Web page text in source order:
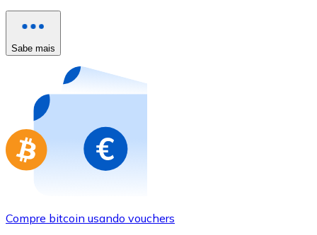
Comprar com cartão
Compre cartões-presente das suas marcas favoritas
Ir para a loja de cartões-presente
Sabe mais
Compre bitcoin usando vouchers